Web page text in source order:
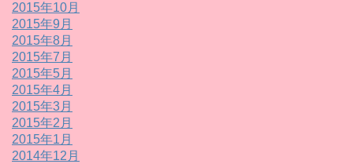
2015年10月
2015年9月
2015年8月
2015年7月
2015年5月
2015年4月
2015年3月
2015年2月
2015年1月
2014年12月